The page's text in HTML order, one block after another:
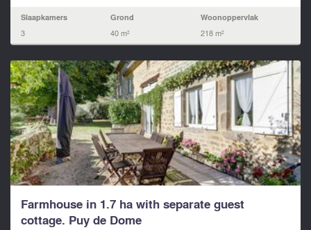
Slaapkamers
3
Grond
40 m²
Woonoppervlak
218 m²
Farmhouse in 1.7 ha with separate guest
cottage. Puy de Dome